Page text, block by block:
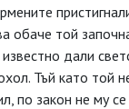
обаче той
дали
Тъй като той
по закон не му се